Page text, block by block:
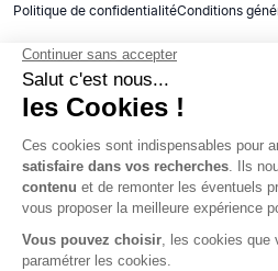
Politique de confidentialitéConditions
© 2025 JCK Production